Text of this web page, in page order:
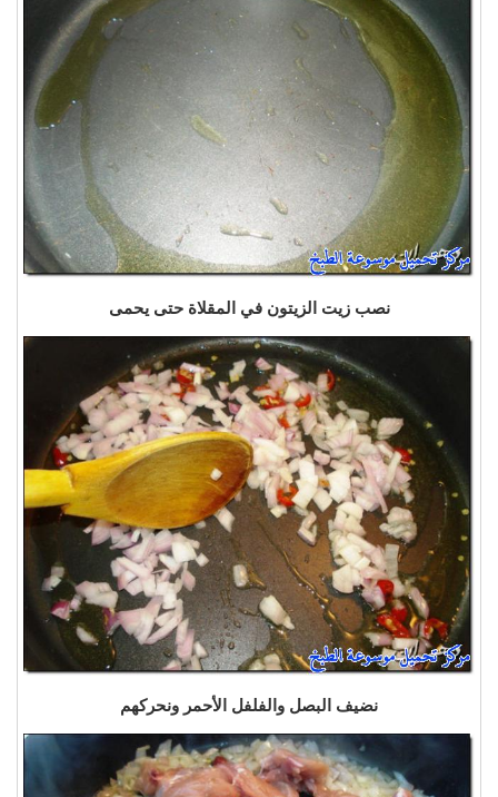
نصب زيت الزيتون في المقلاة حتى يحمى
نضيف البصل والفلفل الأحمر ونحركهم